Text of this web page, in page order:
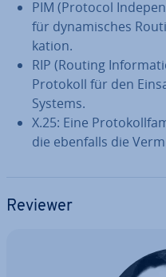
PIM (Protocol
für dy­na­mi­sches
ka­ti­on.
RIP (Routing
Protokoll für den
Systems.
X.25: Eine
die ebenfalls die
Reviewer